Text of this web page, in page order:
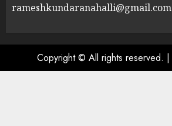
rameshkundaranahalli@gmail.com
Copyright © All rights reserved. |